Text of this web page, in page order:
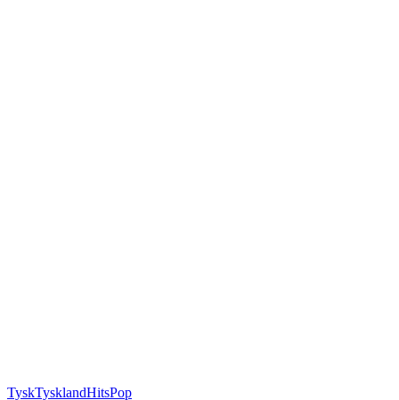
TyskTysklandHitsPop